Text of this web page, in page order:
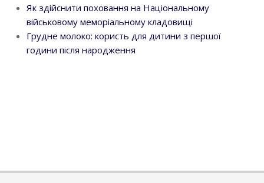
Як здійснити поховання на Національному
військовому меморіальному кладовищі
Грудне молоко: користь для дитини з першої
години після народження